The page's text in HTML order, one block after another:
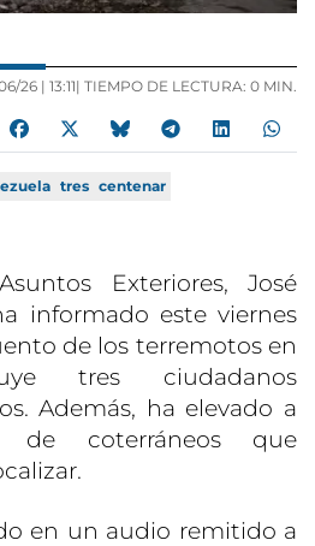
26 | 13:11| TIEMPO DE LECTURA: 0 MIN.
tres centenar
Exteriores, José
informado este viernes
de los terremotos en
tres ciudadanos
Además, ha elevado a
coterráneos que
en un audio remitido a